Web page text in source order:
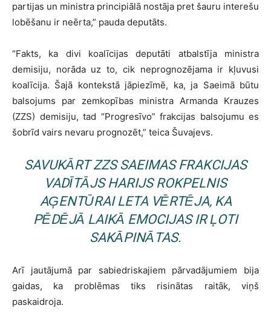
partijas un ministra principiālā nostāja pret šauru interešu
lobēšanu ir neērta,” pauda deputāts.
“Fakts, ka divi koalīcijas deputāti atbalstīja ministra
demisiju, norāda uz to, cik neprognozējama ir kļuvusi
koalīcija. Šajā kontekstā jāpiezīmē, ka, ja Saeimā būtu
balsojums par zemkopības ministra Armanda Krauzes
(ZZS) demisiju, tad “Progresīvo” frakcijas balsojumu es
šobrīd vairs nevaru prognozēt,” teica Šuvajevs.
SAVUKĀRT ZZS SAEIMAS FRAKCIJAS
VADĪTĀJS HARIJS ROKPELNIS
AĢENTŪRAI LETA VĒRTĒJA, KA
PĒDĒJĀ LAIKĀ EMOCIJAS IR ĻOTI
SAKĀPINĀTAS.
Arī jautājumā par sabiedriskajiem pārvadājumiem bija
gaidas, ka problēmas tiks risinātas raitāk, viņš
paskaidroja.